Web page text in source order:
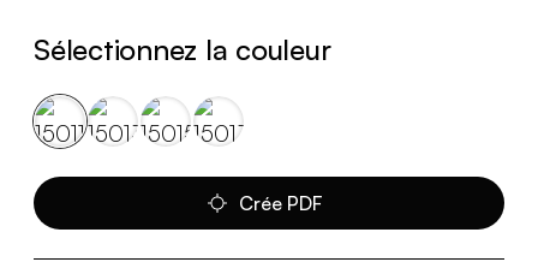
Sélectionnez la couleur
Crée PDF